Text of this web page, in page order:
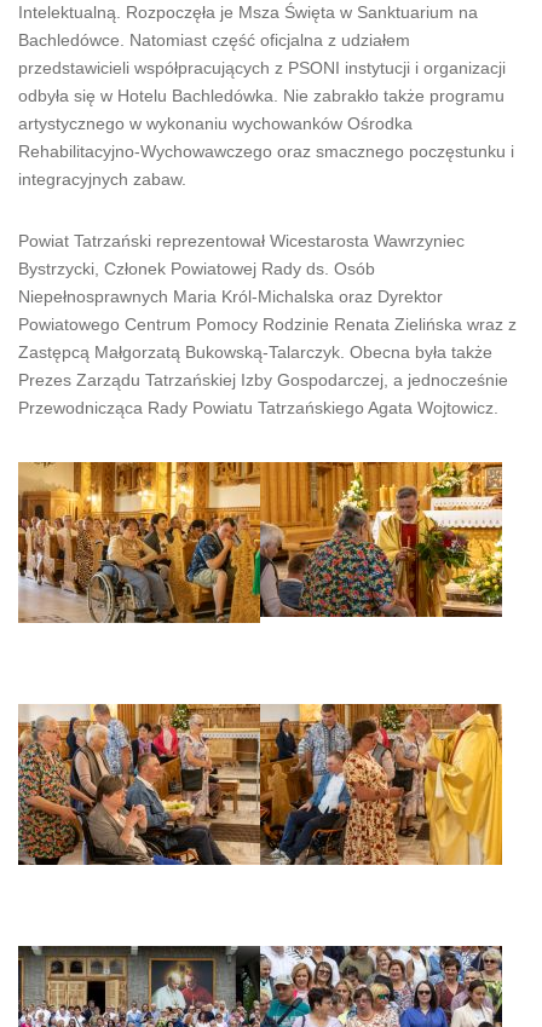
Intelektualną. Rozpoczęła je Msza Święta w Sanktuarium na
Bachledówce. Natomiast część oficjalna z udziałem
przedstawicieli współpracujących z PSONI instytucji i organizacji
odbyła się w Hotelu Bachledówka. Nie zabrakło także programu
artystycznego w wykonaniu wychowanków Ośrodka
Rehabilitacyjno-Wychowawczego oraz smacznego poczęstunku i
integracyjnych zabaw.
Powiat Tatrzański reprezentował Wicestarosta Wawrzyniec
Bystrzycki, Członek Powiatowej Rady ds. Osób
Niepełnosprawnych Maria Król-Michalska oraz Dyrektor
Powiatowego Centrum Pomocy Rodzinie Renata Zielińska wraz z
Zastępcą Małgorzatą Bukowską-Talarczyk. Obecna była także
Prezes Zarządu Tatrzańskiej Izby Gospodarczej, a jednocześnie
Przewodnicząca Rady Powiatu Tatrzańskiego Agata Wojtowicz.